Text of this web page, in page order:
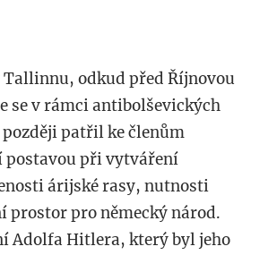
odkud před Říjnovou
se v rámci antibolševických
patřil ke členům
postavou při vytváření
árijské rasy, nutnosti
prostor pro německý národ.
Adolfa Hitlera, který byl jeho